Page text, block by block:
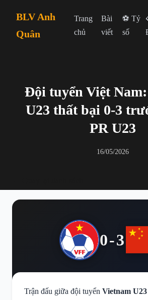
BLV Anh
Quân
Trang
chủ
Bài
viết
⚽ Tỷ
số
Đội tuyển Việt
U23 thất bại 0-3
PR U23
16/05/2026
0-3
Trận đấu giữa đội tuyển Vietnam U23